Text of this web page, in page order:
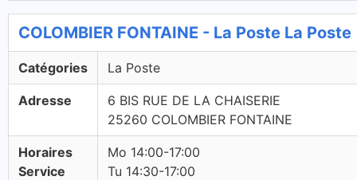
COLOMBIER FONTAINE - La Poste La Poste
Catégories La Poste
Adresse
6 BIS RUE DE LA CHAISERIE
25260 COLOMBIER FONTAINE
Horaires
Service
Mo 14:00-17:00
Tu 14:30-17:00